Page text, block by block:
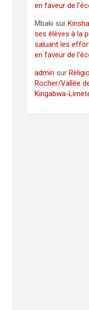
en faveur de
Mbaki sur
ses élèves à la
saluant les
en faveur de
admin sur
Rocher/Vallée
Kingabwa-